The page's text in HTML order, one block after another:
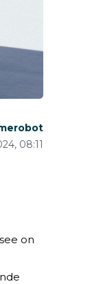
08:11
on